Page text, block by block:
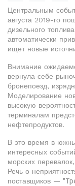
Центральным
августа 2019-го
дизельного
автоматически
ищет новые
Внимание
вернула себе
бронепоезд,
Моделирование
высокую
терминалам
нефтепродуктов.
В это время в
интересных
морских
Речь о
поставщиков —